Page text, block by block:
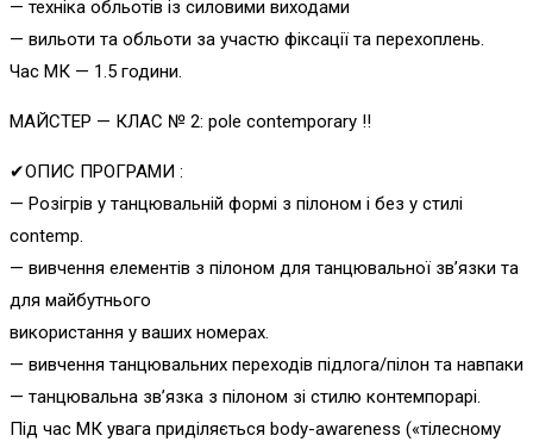
— техніка обльотів із силовими виходами
— вильоти та обльоти за участю фіксації та перехоплень.
Час МК — 1.5 години.
МАЙСТЕР — КЛАС № 2: pole contemporary ‼
✔ОПИС ПРОГРАМИ :
— Розігрів у танцювальній формі з пілоном і без у стилі
contemp.
— вивчення елементів з пілоном для танцювальної зв’язки та
для майбутнього
використання у ваших номерах.
— вивчення танцювальних переходів підлога/пілон та навпаки
— танцювальна зв’язка з пілоном зі стилю контемпорарі.
Під час МК увага приділяється body-awаreness («тілесному